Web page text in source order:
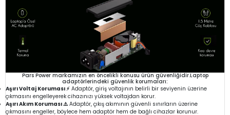
Pars Power markamızın en öncelikli konusu ürün güvenliğidir.Laptop
adaptörlerindeki güvenlik korumaları:
Aşırı Voltaj Koruması ⚡ Adaptör, giriş voltajının belirli bir seviyenin üzerine
çıkmasını engelleyerek cihazınızı yüksek voltajdan korur.
Aşırı Akım Koruması ⚠️Adaptör, çıkış akımının güvenli sınırların üzerine
çıkmasını engeller, böylece hem adaptör hem de bağlı cihazlar korunur.